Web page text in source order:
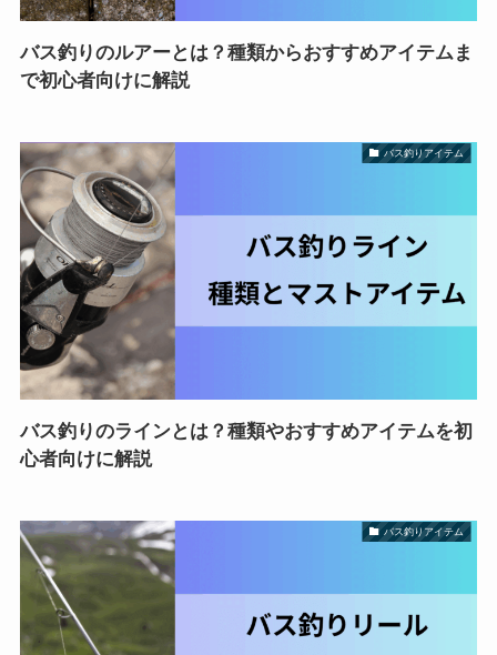
バス釣りのルアーとは？種類からおすすめアイテムま
で初心者向けに解説
バス釣りアイテム
バス釣りのラインとは？種類やおすすめアイテムを初
心者向けに解説
バス釣りアイテム